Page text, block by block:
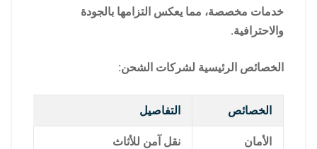
خدمات مخصصة، مما يعكس التزامها بالجودة
والاحترافية.
الخصائص الرئيسية لشركات الشحن:
الخصائص التفاصيل
الأمان نقل آمن للأثاث